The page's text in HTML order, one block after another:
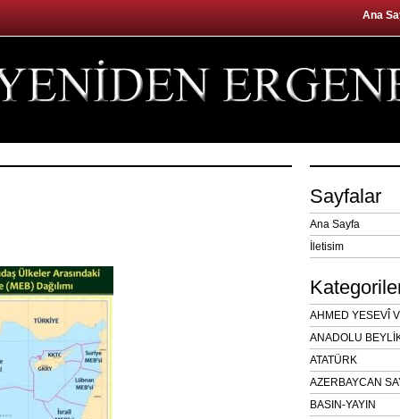
Ana
Sayfalar
Ana Sayfa
İletisim
AHMED YESEVÎ
ANADOLU
ATATÜRK
AZERBAYCAN
BASIN-YAYIN